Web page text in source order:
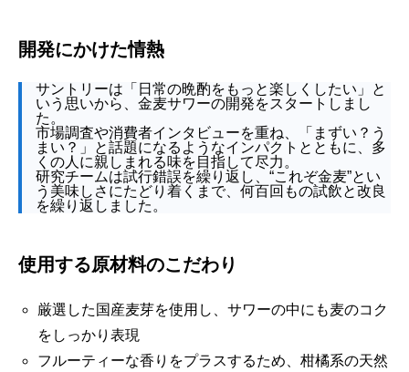
開発にかけた情熱
サントリーは「日常の晩酌をもっと楽しくしたい」と
いう思いから、金麦サワーの開発をスタートしまし
た。
市場調査や消費者インタビューを重ね、「まずい？う
まい？」と話題になるようなインパクトとともに、多
くの人に親しまれる味を目指して尽力。
研究チームは試行錯誤を繰り返し、“これぞ金麦”とい
う美味しさにたどり着くまで、何百回もの試飲と改良
を繰り返しました。
使用する原材料のこだわり
厳選した国産麦芽を使用し、サワーの中にも麦のコク
をしっかり表現
フルーティーな香りをプラスするため、柑橘系の天然